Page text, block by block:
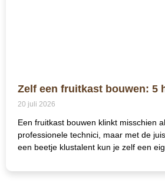
Zelf een fruitkast bouwen: 5
20 juli 2026
Een fruitkast bouwen klinkt misschien
professionele technici, maar met de
een beetje klustalent kun je zelf een